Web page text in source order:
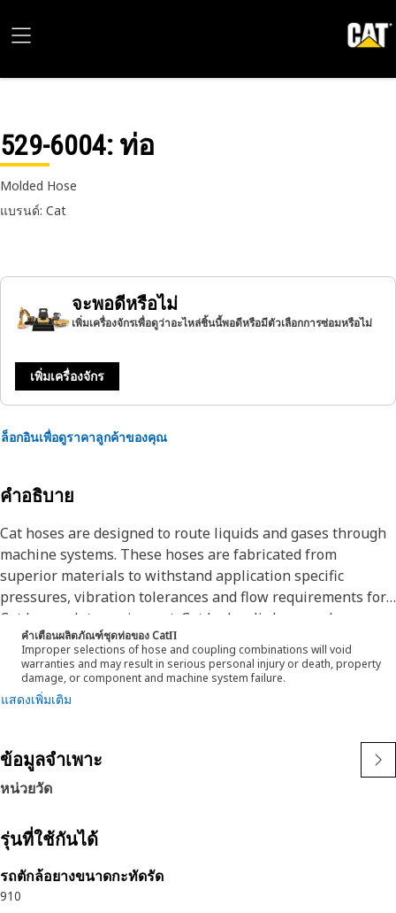
529-6004: ท่อ
Molded Hose
แบรนด์: Cat
จะพอดีหรือไม่
เพิ่มเครื่องจักรเพื่อดูว่าอะไหล่ชิ้นนี้พอดีหรือมีตัวเลือกการซ่อมหรือไม่
เพิ่มเครื่องจักร
ล็อกอินเพื่อดูราคาลูกค้าของคุณ
คำอธิบาย
Cat hoses are designed to route liquids and gases through
machine systems. These hoses are fabricated from
superior materials to withstand application specific
pressures, vibration tolerances and flow requirements for
Cat heavy-duty equipment. Cat hydraulic hose and
couplings are subjected to the most rigorous testing
processes in the industry. Every Cat hose and coupling
combination is tested as a system to ensure a perfect fit
that yields maximum safety and dependability.
This hose is for use with gasoline, oil, diesel fuel,
lubrication oil, or the vapor present in either the fuel
system or into the crankcase of internal combustion
คำเตือนผลิตภัณฑ์ชุดท่อของ CatΠ
Improper selections of hose and coupling combinations will void
warranties and may result in serious personal injury or death, property
damage, or component and machine system failure.
แสดงเพิ่มเติม
ข้อมูลจำเพาะ
หน่วยวัด
รุ่นที่ใช้กันได้
รถตักล้อยางขนาดกะทัดรัด
910